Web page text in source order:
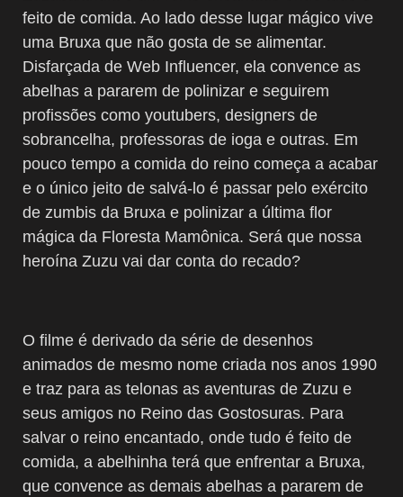
feito de comida. Ao lado desse lugar mágico vive
uma Bruxa que não gosta de se alimentar.
Disfarçada de Web Influencer, ela convence as
abelhas a pararem de polinizar e seguirem
profissões como youtubers, designers de
sobrancelha, professoras de ioga e outras. Em
pouco tempo a comida do reino começa a acabar
e o único jeito de salvá-lo é passar pelo exército
de zumbis da Bruxa e polinizar a última flor
mágica da Floresta Mamônica. Será que nossa
heroína Zuzu vai dar conta do recado?
O filme é derivado da série de desenhos
animados de mesmo nome criada nos anos 1990
e traz para as telonas as aventuras de Zuzu e
seus amigos no Reino das Gostosuras. Para
salvar o reino encantado, onde tudo é feito de
comida, a abelhinha terá que enfrentar a Bruxa,
que convence as demais abelhas a pararem de